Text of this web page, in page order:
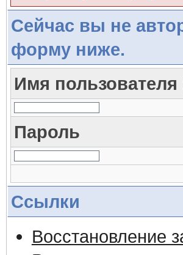
Сейчас вы не
форму ниже.
Имя
Пароль
Ссылки
Восстановление